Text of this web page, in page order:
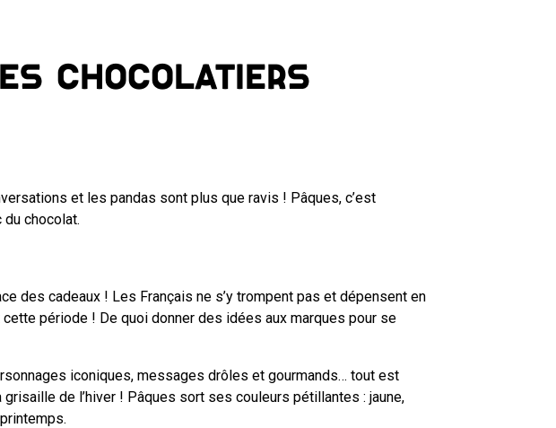
chocolatiers
et les pandas sont plus que ravis ! Pâques, c’est
chocolat.
des cadeaux ! Les Français ne s’y trompent pas et dépensent en
période ! De quoi donner des idées aux marques pour se
iconiques, messages drôles et gourmands… tout est
de l’hiver ! Pâques sort ses couleurs pétillantes : jaune,